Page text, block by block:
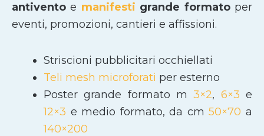
antivento e manifesti grande formatoper
eventi, promozioni, cantieri e affissioni.
Striscioni pubblicitari occhiellati
Teli mesh microforati per esterno
Poster grande formato m3×2, 6×3 e
12×3 e medio formato, da cm50×70 a
140×200